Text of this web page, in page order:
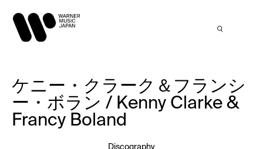
ケニー・クラーク＆フランシ
ー・ボラン / Kenny Clarke &
Francy Boland
Discography